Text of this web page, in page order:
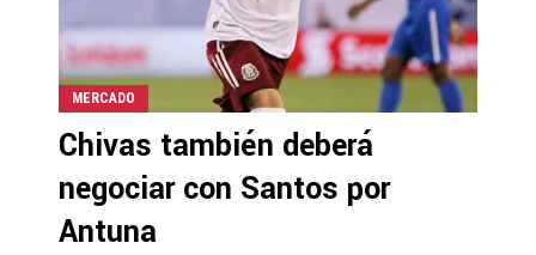
MERCADO
Chivas también deberá
negociar con Santos por
Antuna